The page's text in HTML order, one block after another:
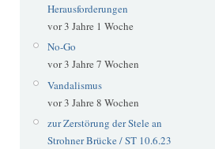
Herausforderungen
vor 3 Jahre 1 Woche
No-Go
vor 3 Jahre 7 Wochen
Vandalismus
vor 3 Jahre 8 Wochen
zur Zerstörung der Stele an
Strohner Brücke / ST 10.6.23